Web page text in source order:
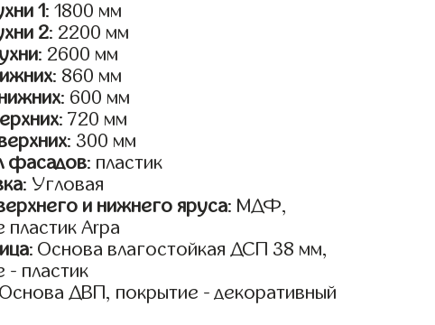
1: 1800 мм
2: 2200 мм
: 2600 мм
: 860 мм
: 600 мм
: 720 мм
: 300 мм
фасадов: пластик
: Угловая
и нижнего яруса: МДФ,
пластик Arpa
: Основа влагостойкая ДСП 38 мм,
- пластик
ДВП, покрытие - декоративный